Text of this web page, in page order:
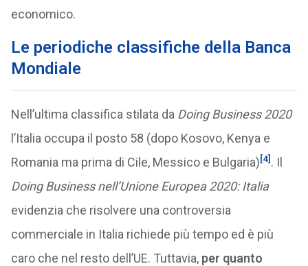
economico.
Le periodiche classifiche della Banca
Mondiale
Nell’ultima classifica stilata da Doing Business 2020
l’Italia occupa il posto 58 (dopo Kosovo, Kenya e
Romania ma prima di Cile, Messico e Bulgaria)[4] . Il
Doing Business nell’Unione Europea 2020: Italia
evidenzia che risolvere una controversia
commerciale in Italia richiede più tempo ed è più
caro che nel resto dell’UE. Tuttavia, per quanto